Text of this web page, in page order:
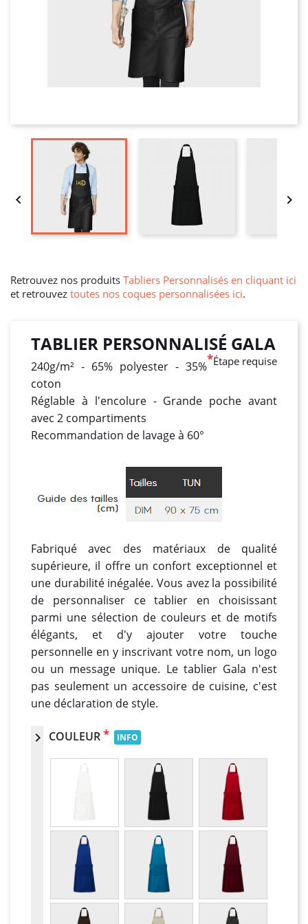
 
Retrouvez nos produits Tabliers Personnalisés en cliquant ici
et retrouvez toutes nos coques personnalisées ici.
TABLIER PERSONNALISÉ GALA
*Étape requise
240g/m² - 65% polyester - 35%
coton
Réglable à l'encolure - Grande poche avant
avec 2 compartiments
Recommandation de lavage à 60°
Fabriqué avec des matériaux de qualité
supérieure, il offre un confort exceptionnel et
une durabilité inégalée. Vous avez la possibilité
de personnaliser ce tablier en choisissant
parmi une sélection de couleurs et de motifs
élégants, et d'y ajouter votre touche
personnelle en y inscrivant votre nom, un logo
ou un message unique. Le tablier Gala n'est
pas seulement un accessoire de cuisine, c'est
une déclaration de style.
chevron_right COULEUR* INFO